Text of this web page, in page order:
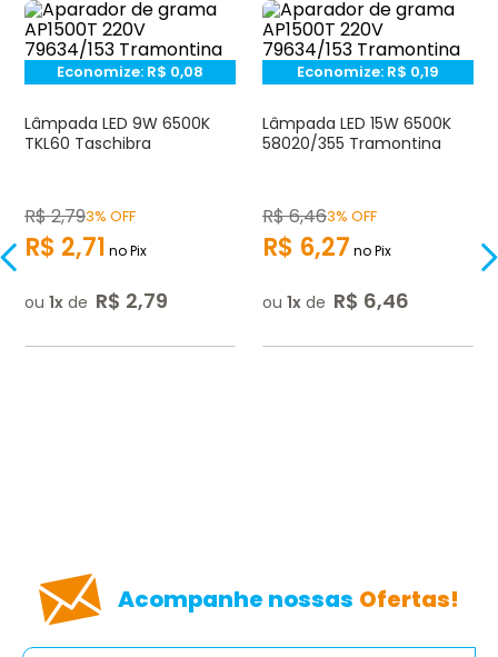
Economize: R$ 0,08
Lâmpada LED 9W 6500K
TKL60 Taschibra
R$2,793% OFF
R$ 2,71 no Pix
ou 1 de R$ 2,79
Economize: R$ 0,19
Lâmpada LED 15W 6500K
58020/355 Tramontina
R$6,463% OFF
R$ 6,27 no Pix
ou 1 de R$ 6,46
Acompanhe nossas Ofertas!